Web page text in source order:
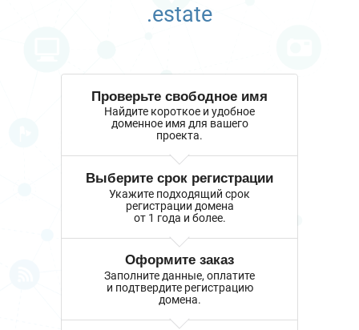
.estate
Проверьте свободное имя
Найдите короткое и удобное
доменное имя для вашего
проекта.
Выберите срок регистрации
Укажите подходящий срок
регистрации домена
от 1 года и более.
Оформите заказ
Заполните данные, оплатите
и подтвердите регистрацию
домена.